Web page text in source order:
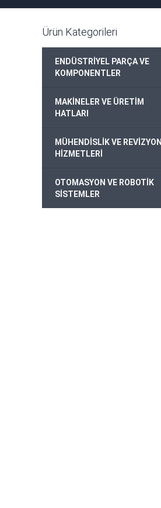
Ürün Kategorileri
ENDÜSTRİYEL PARÇA VE
KOMPONENTLER
MAKİNELER VE ÜRETİM
HATLARI
MÜHENDİSLİK VE REVİZYON
HİZMETLERİ
OTOMASYON VE ROBOTİK
SİSTEMLER